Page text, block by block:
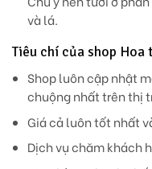
và lá.
Tiêu chí của shop Hoa
Shop luôn cập nhật
chuộng nhất trên thị
Giá cả luôn tốt nhất
Dịch vụ chăm khách